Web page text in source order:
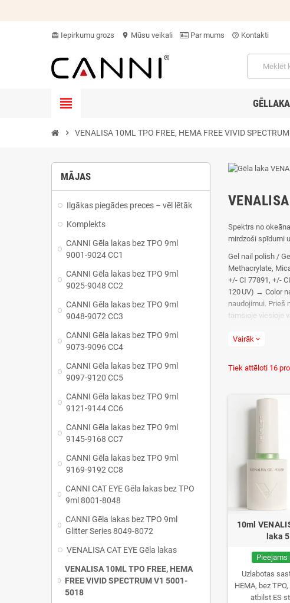
card_giftcard Iepirkumu grozs location_on Mūsu veikali Par mums help_outline Kontakti
view_headline
chevron_right VENALISA 10ML TPO FREE, HEMA FREE VIVID
MĀJAS
Ilgākas piegādes preces – vēl lētāk
Komplekts
CANNI Gēla lakas bez TPO 9ml
9001-9024 CC1
CANNI Gēla lakas bez TPO 9ml
9025-9048 CC2
CANNI Gēla lakas bez TPO 9ml
9048-9072 CC3
CANNI Gēla lakas bez TPO 9ml
9073-9096 CC4
CANNI Gēla lakas bez TPO 9ml
9097-9120 CC5
CANNI Gēla lakas bez TPO 9ml
9121-9144 CC6
CANNI Gēla lakas bez TPO 9ml
9145-9168 CC7
CANNI Gēla lakas bez TPO 9ml
9169-9192 CC8
CANNI CAT EYE Gēla lakas bez TPO
9ml 8001-8048
CANNI Gēla lakas bez TPO 9ml
Glitter Series 8049-8072
VENALISA CAT EYE Gēla lakas
VENALISA 10ML TPO FREE, HEMA
FREE VIVID SPECTRUM V1 5001-
5018
Spektrs no
mirdzoši spīdumi
Gel nail polish /
Methacrylate,
+/- CI 77891, +/-
120 UV) → Color
naudojimui. Prieš
tamsioje
9ml Pagaminta
Vairāk expand_more
Tiek attēloti 16
10ml
laka
Pieejams
Uzlabotas
HEMA, bez
atbilst ES